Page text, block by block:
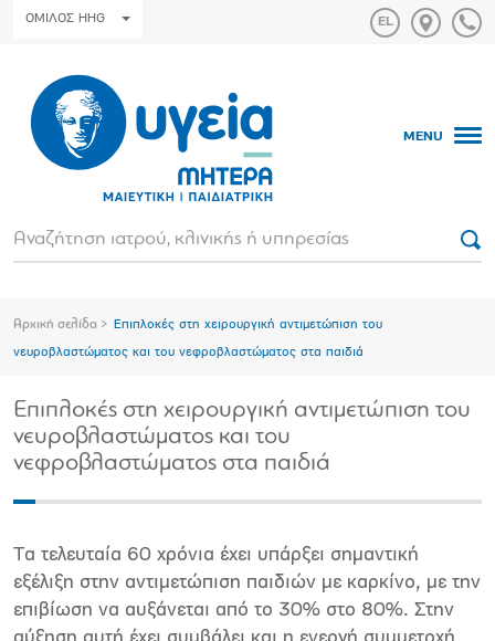
ΟΜΙΛΟΣ HHG
MENU
Αρχική σελίδα Επιπλοκές στη χειρουργική αντιμετώπιση του
νευροβλαστώματος και του νεφροβλαστώματος στα παιδιά
Επιπλοκές στη χειρουργική αντιμετώπιση του
νευροβλαστώματος και του
νεφροβλαστώματος στα παιδιά
Τα τελευταία 60 χρόνια έχει υπάρξει σημαντική
εξέλιξη στην αντιμετώπιση παιδιών με καρκίνο, με την
επιβίωση να αυξάνεται από το 30% στο 80%. Στην